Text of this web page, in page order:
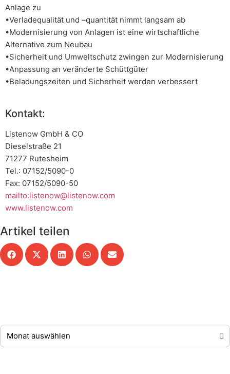
Anlage zu
•Verladequalität und –quantität nimmt langsam ab
•Modernisierung von Anlagen ist eine wirtschaftliche
Alternative zum Neubau
•Sicherheit und Umweltschutz zwingen zur Modernisierung
•Anpassung an veränderte Schüttgüter
•Beladungszeiten und Sicherheit werden verbessert
Kontakt:
Listenow GmbH & CO
Dieselstraße 21
71277 Rutesheim
Tel.: 07152/5090-0
Fax: 07152/5090-50
mailto:listenow@listenow.com
www.listenow.com
Artikel teilen